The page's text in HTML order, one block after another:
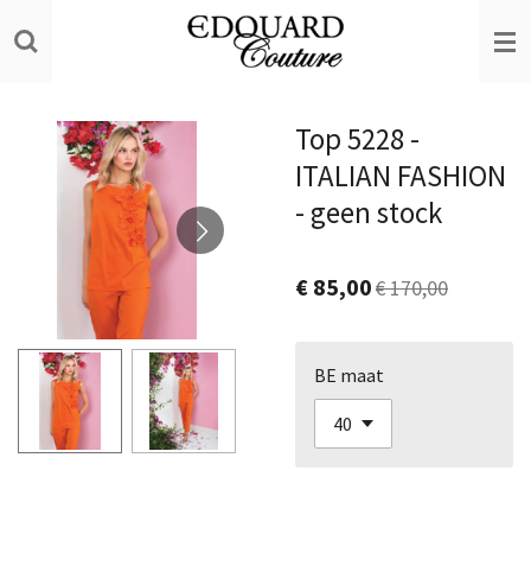
direct
hoofdinhoud
Top 5228 -
ITALIAN FASHION
- geen stock
€ 85,00€ 170,00
BE maat